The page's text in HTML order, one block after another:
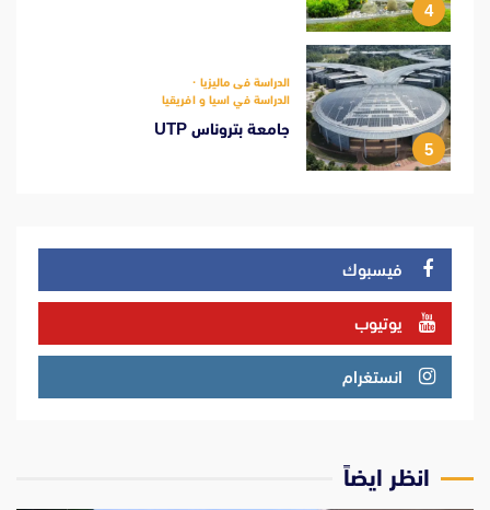
4
5
الدراسة فى ماليزيا
الدراسة في اسيا و افريقيا
جامعة بتروناس UTP
فيسبوك
يوتيوب
انستغرام
انظر ايضاً